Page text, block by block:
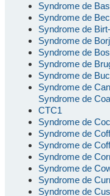
Syndrome de
Syndrome de
Syndrome de
Syndrome de
Syndrome de
Syndrome de
Syndrome de
Syndrome de
Syndrome de
CTC1
Syndrome de
Syndrome de
Syndrome de
Syndrome de
Syndrome de
Syndrome de
Syndrome de